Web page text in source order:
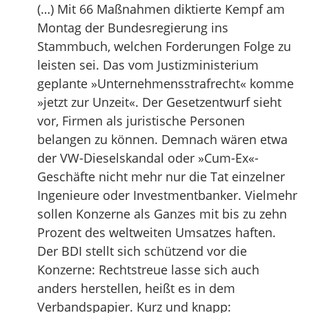
(…) Mit 66 Maßnahmen diktierte Kempf am
Montag der Bundesregierung ins
Stammbuch, welchen Forderungen Folge zu
leisten sei. Das vom Justizministerium
geplante »Unternehmensstrafrecht« komme
»jetzt zur Unzeit«. Der Gesetzentwurf sieht
vor, Firmen als juristische Personen
belangen zu können. Demnach wären etwa
der VW-Dieselskandal oder »Cum-Ex«-
Geschäfte nicht mehr nur die Tat einzelner
Ingenieure oder Investmentbanker. Vielmehr
sollen Konzerne als Ganzes mit bis zu zehn
Prozent des weltweiten Umsatzes haften.
Der BDI stellt sich schützend vor die
Konzerne: Rechtstreue lasse sich auch
anders herstellen, heißt es in dem
Verbandspapier. Kurz und knapp: